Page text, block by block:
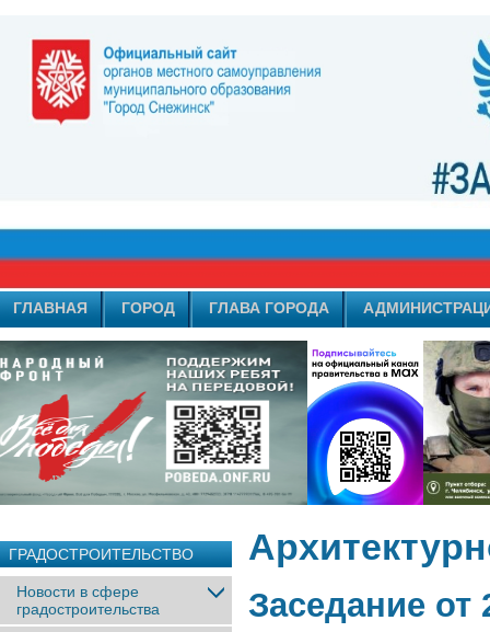
ГЛАВНАЯ ГОРОД ГЛАВА ГОРОДА
ГРАДОСТРОИТЕЛЬСТВО
Новости в сфере
градостроительства
Заседание от